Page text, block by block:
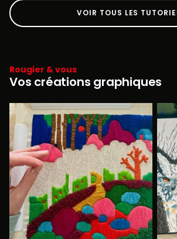
VOIR TOUS LES
Rougier & vous
Vos créations graphiques